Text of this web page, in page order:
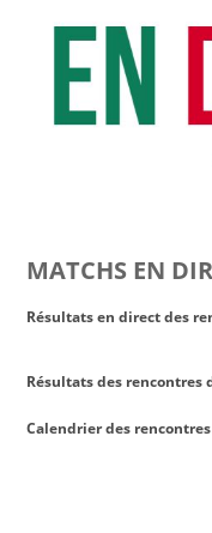
MATCHS EN
Résultats en direct des
Résultats des rencontres
Calendrier des